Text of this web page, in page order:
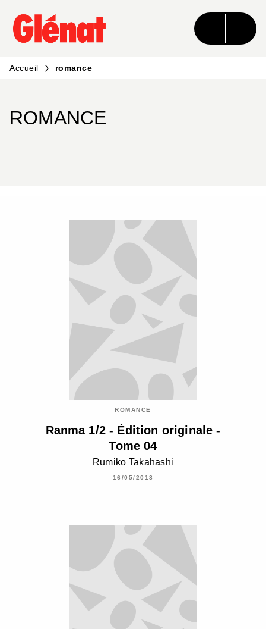
MENU RECHERCHE CONTENU
PIED DE PAGE
Accueil romance
ROMANCE
ROMANCE
Ranma 1/2 - Édition originale -
Tome 04
Rumiko Takahashi
16/05/2018